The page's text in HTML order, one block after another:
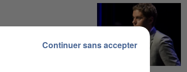
Continuer sans accepter